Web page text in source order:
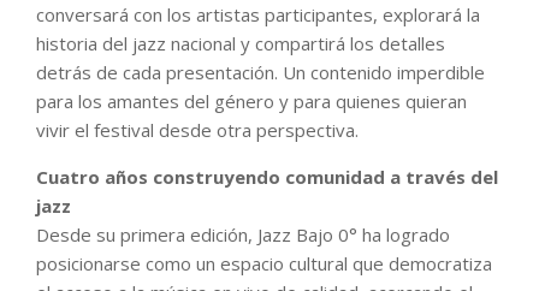
conversará con los artistas participantes, explorará la
historia del jazz nacional y compartirá los detalles
detrás de cada presentación. Un contenido imperdible
para los amantes del género y para quienes quieran
vivir el festival desde otra perspectiva.
Cuatro años construyendo comunidad a través del
jazz
Desde su primera edición, Jazz Bajo 0° ha logrado
posicionarse como un espacio cultural que democratiza